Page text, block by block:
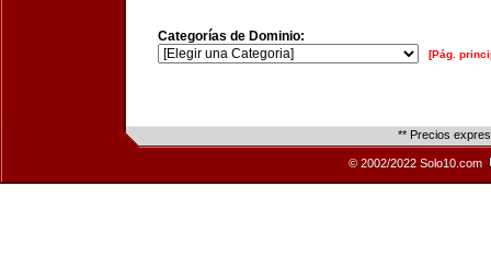
Categorías de Dominio:
[Pág.
** Precios
© 2002/2022 Solo10.com